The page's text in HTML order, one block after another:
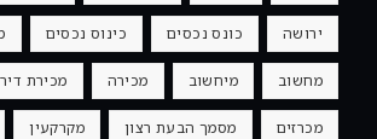
ירושה כונס נכסים כינוס נכסים
מחשוב מיחשוב מכירה מכירת
מכרזים מסמך הבעת רצון מקרקעין